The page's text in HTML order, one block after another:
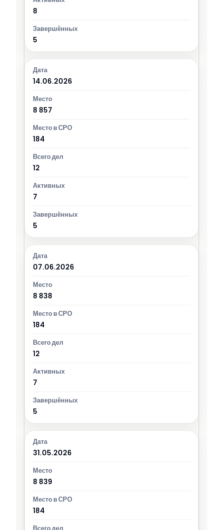
8
5
14.06.2026
8 857
184
12
7
5
07.06.2026
8 838
184
12
7
5
31.05.2026
8 839
184